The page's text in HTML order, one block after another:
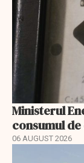
Ministerul
consumul de
06 AUGUST 2026